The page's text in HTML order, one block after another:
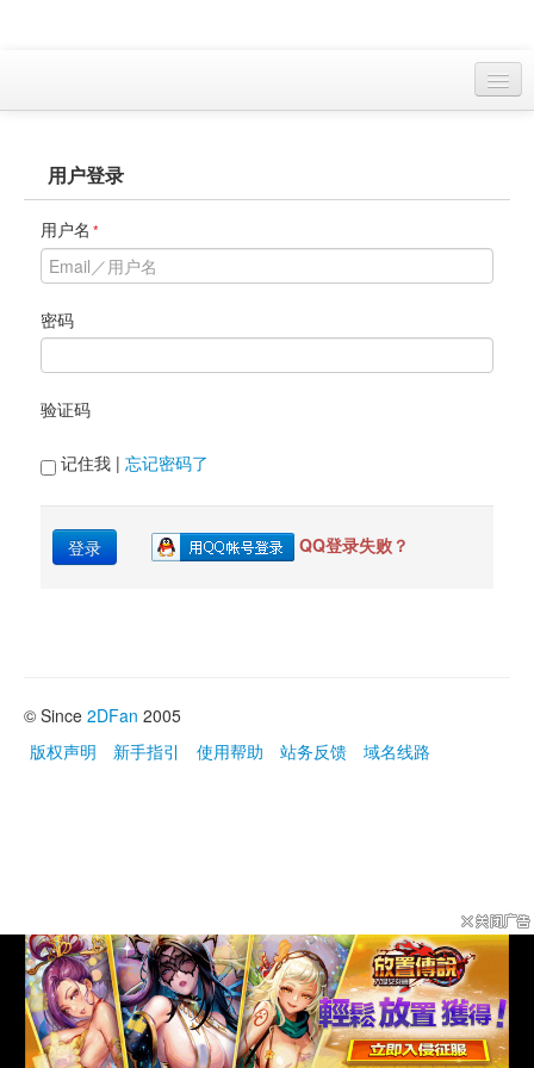
首页
找游戏
下资源
目录
本月新作
站内动态
小组
KF Online
用户登录
用户名 *
密码
验证码
记住我 | 忘记密码了
登录 QQ登录失败？
© Since 2DFan 2005
版权声明
新手指引 使用帮助 站务反馈 域名线路